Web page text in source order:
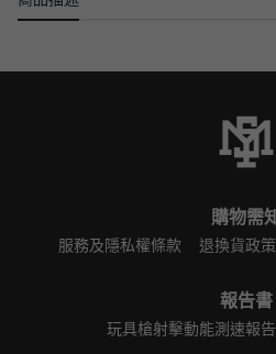
購物需
服務及隱私權條款 退換貨政策
報告書
玩具槍射擊動能測速報告